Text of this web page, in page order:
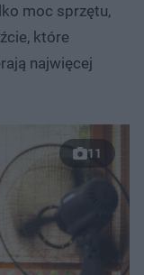
moc sprzętu,
które
najwięcej
11